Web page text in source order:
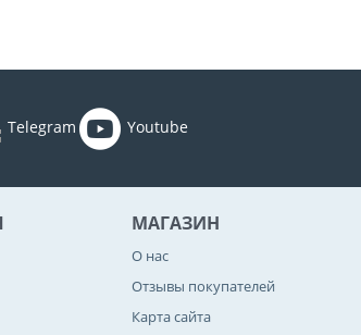
Telegram Youtube
МАГАЗИН
О нас
Отзывы покупателей
Карта сайта